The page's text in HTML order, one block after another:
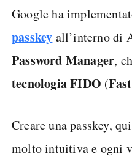
Google ha
passkey all’interno di
Password Manager,
tecnologiaFIDO (
Creare una passkey,
molto intuitiva e ogni